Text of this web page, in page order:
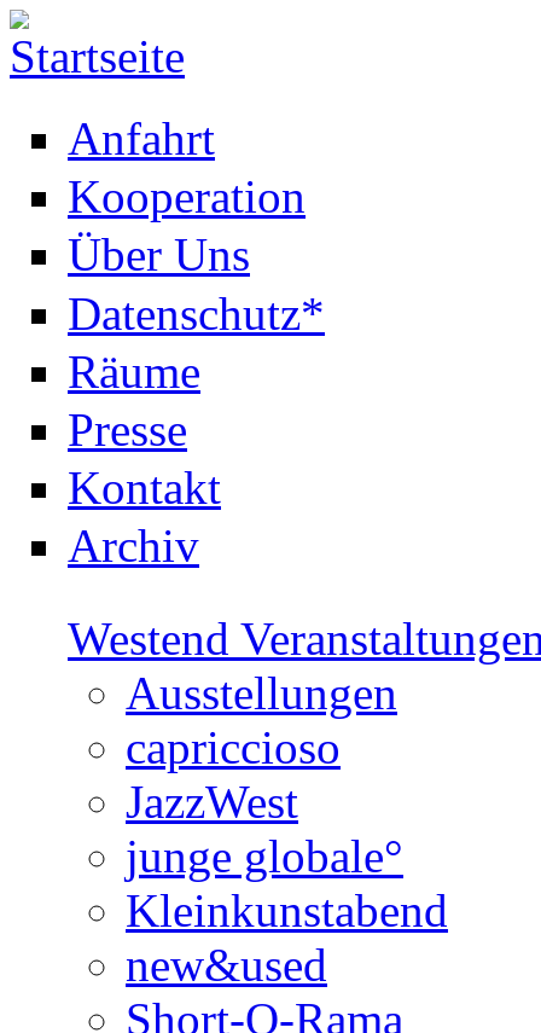
Anfahrt
Kooperation
Über Uns
Datenschutz*
Räume
Presse
Kontakt
Archiv
Westend
Ausstellungen
capriccioso
JazzWest
junge globale°
Kleinkunstabend
new&used
Short-O-Rama